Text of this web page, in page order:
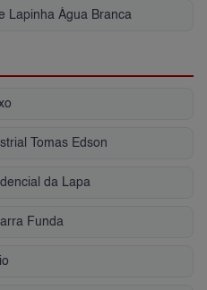
Lapinha Água Branca
Tomas Edson
da Lapa
Funda